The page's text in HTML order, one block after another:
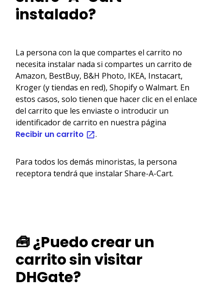
instalado?
La persona con la que compartes el carrito no
necesita instalar nada si compartes un carrito de
Amazon, BestBuy, B&H Photo, IKEA, Instacart,
Kroger (y tiendas en red), Shopify o Walmart. En
estos casos, solo tienen que hacer clic en el enlace
del carrito que les enviaste o introducir un
identificador de carrito en nuestra página
Recibir un carrito .
Para todos los demás minoristas, la persona
receptora tendrá que instalar Share-A-Cart.
🧰 ¿Puedo crear un
carrito sin visitar
DHGate?